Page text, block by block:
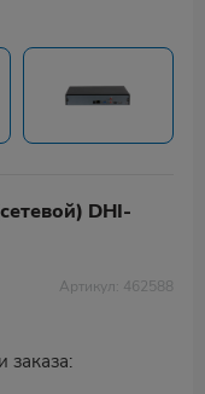
DHI-
Артикул: 462588
заказа: